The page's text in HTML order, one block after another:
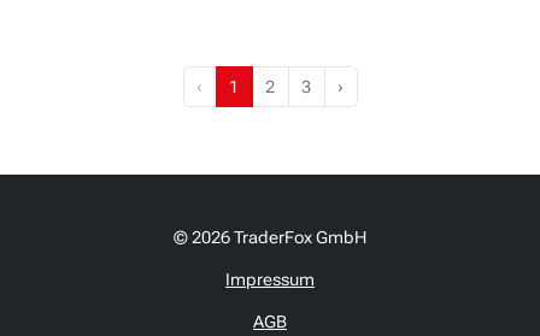
‹ 1 2 3 ›
© 2026 TraderFox GmbH
Impressum
AGB